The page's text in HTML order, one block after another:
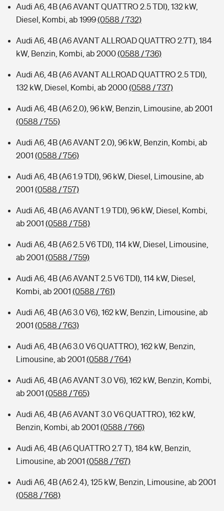
Audi A6, 4B (A6 AVANT QUATTRO 2.5 TDI), 132 kW,
Diesel, Kombi, ab 1999(0588 / 732)
Audi A6, 4B (A6 AVANT ALLROAD QUATTRO 2.7T), 184
kW, Benzin, Kombi, ab 2000(0588 / 736)
Audi A6, 4B (A6 AVANT ALLROAD QUATTRO 2.5 TDI),
132 kW, Diesel, Kombi, ab 2000(0588 / 737)
Audi A6, 4B (A6 2.0), 96 kW, Benzin, Limousine, ab 2001
(0588 / 755)
Audi A6, 4B (A6 AVANT 2.0), 96 kW, Benzin, Kombi, ab
2001 (0588 / 756)
Audi A6, 4B (A6 1.9 TDI), 96 kW, Diesel, Limousine, ab
2001 (0588 / 757)
Audi A6, 4B (A6 AVANT 1.9 TDI), 96 kW, Diesel, Kombi,
ab 2001 (0588 / 758)
Audi A6, 4B (A6 2.5 V6 TDI), 114 kW, Diesel, Limousine,
ab 2001 (0588 / 759)
Audi A6, 4B (A6 AVANT 2.5 V6 TDI), 114 kW, Diesel,
Kombi, ab 2001 (0588 / 761)
Audi A6, 4B (A6 3.0 V6), 162 kW, Benzin, Limousine, ab
2001 (0588 / 763)
Audi A6, 4B (A6 3.0 V6 QUATTRO), 162 kW, Benzin,
Limousine, ab 2001 (0588 / 764)
Audi A6, 4B (A6 AVANT 3.0 V6), 162 kW, Benzin, Kombi,
ab 2001 (0588 / 765)
Audi A6, 4B (A6 AVANT 3.0 V6 QUATTRO), 162 kW,
Benzin, Kombi, ab 2001 (0588 / 766)
Audi A6, 4B (A6 QUATTRO 2.7 T), 184 kW, Benzin,
Limousine, ab 2001 (0588 / 767)
Audi A6, 4B (A6 2.4), 125 kW, Benzin, Limousine, ab 2001
(0588 / 768)